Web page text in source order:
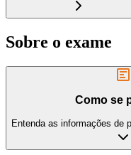
Sobre o exame
Como se
Entenda as informações de